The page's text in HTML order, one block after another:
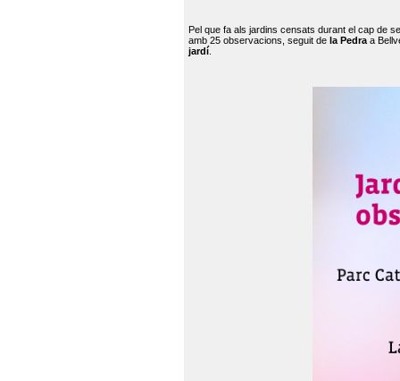
Pel que fa als jardins censats durant el cap de
amb 25 observacions, seguit de la Pedra a
jardí